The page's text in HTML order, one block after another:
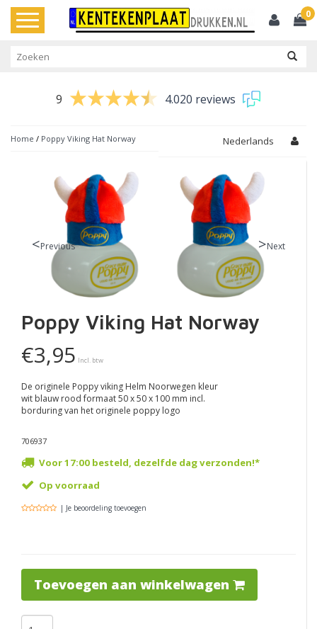
Toggle
navigation
0
9 4.020 reviews
Home / Poppy Viking Hat Norway Nederlands
Previous Next
Poppy Viking Hat Norway
€3,95 Incl. btw
De originele Poppy viking Helm Noorwegen kleur
wit blauw rood formaat 50 x 50 x 100 mm incl.
borduring van het originele poppy logo
706937
Voor 17:00 besteld, dezelfde dag verzonden!*
Op voorraad
| Je beoordeling toevoegen
Toevoegen aan winkelwagen